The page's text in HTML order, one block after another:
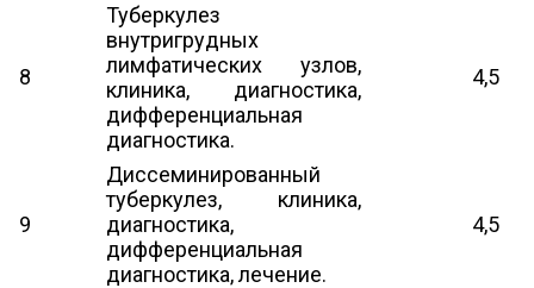
8
Туберкулез
внутригрудных
лимфатических узлов,
клиника, диагностика,
дифференциальная
диагностика.
4,5
9
Диссеминированный
туберкулез, клиника,
диагностика,
дифференциальная
диагностика, лечение.
4,5